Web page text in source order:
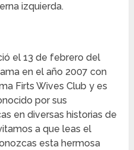
izquierda.
el 13 de febrero del
en el año 2007 con
Firts Wives Club y es
por sus
en diversas historias de
a que leas el
esta hermosa